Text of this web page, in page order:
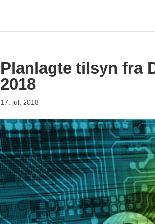
Planlagte tilsyn fra
2018
17. jul, 2018